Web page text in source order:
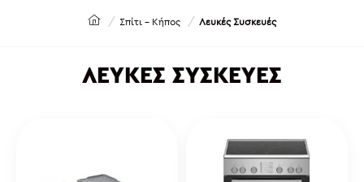
Σπίτι - Κήπος Λευκές Συσκευές
ΛΕΥΚΈΣ ΣΥΣΚΕΥΈΣ